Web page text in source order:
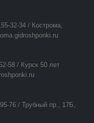
32-34 / Кострома,
58 / Курск 50 лет
76 / Трубный пр., 17Б,